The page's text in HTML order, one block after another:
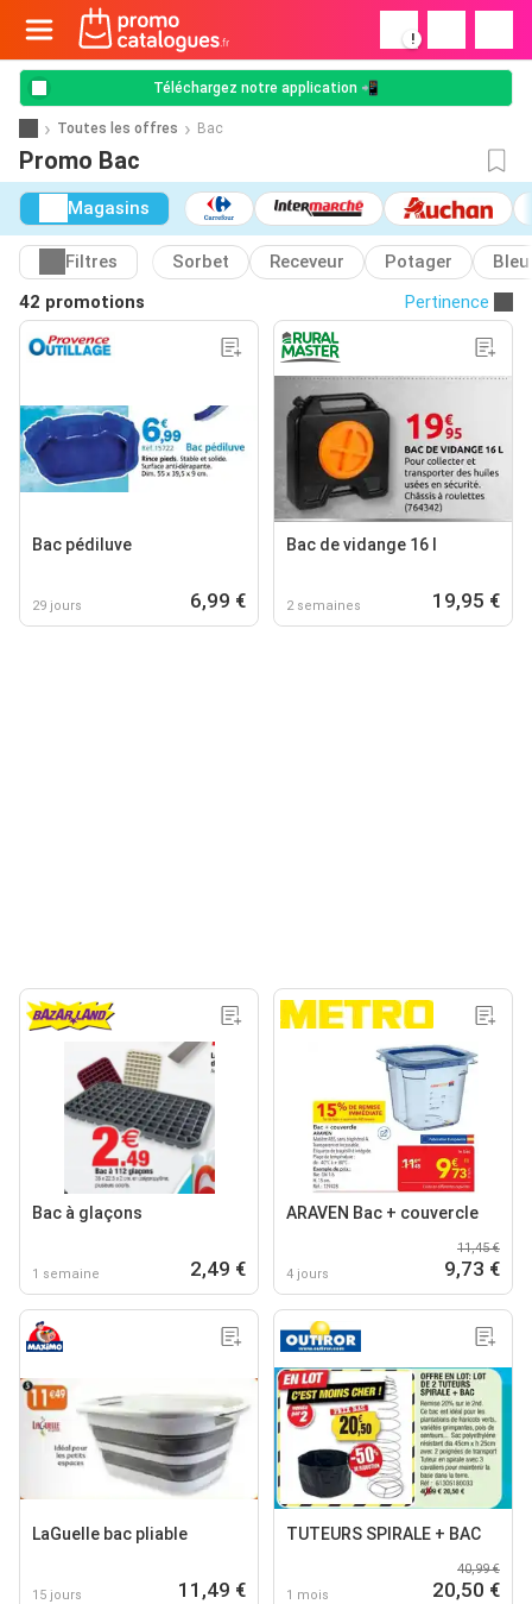
!
Téléchargez notre application 📲
Toutes les offres Bac
Promo Bac
Magasins
Filtres Sorbet Receveur Potager
Bleu
42 promotions
Pertinence
Bac pédiluve
29 jours 6,99 €
Bac de vidange 16 l
2 semaines 19,95 €
Bac à glaçons
1 semaine 2,49 €
ARAVEN Bac + couvercle
4 jours
11,45 €
9,73 €
LaGuelle bac pliable
15 jours 11,49 €
TUTEURS SPIRALE + BAC
1 mois
40,99 €
20,50 €